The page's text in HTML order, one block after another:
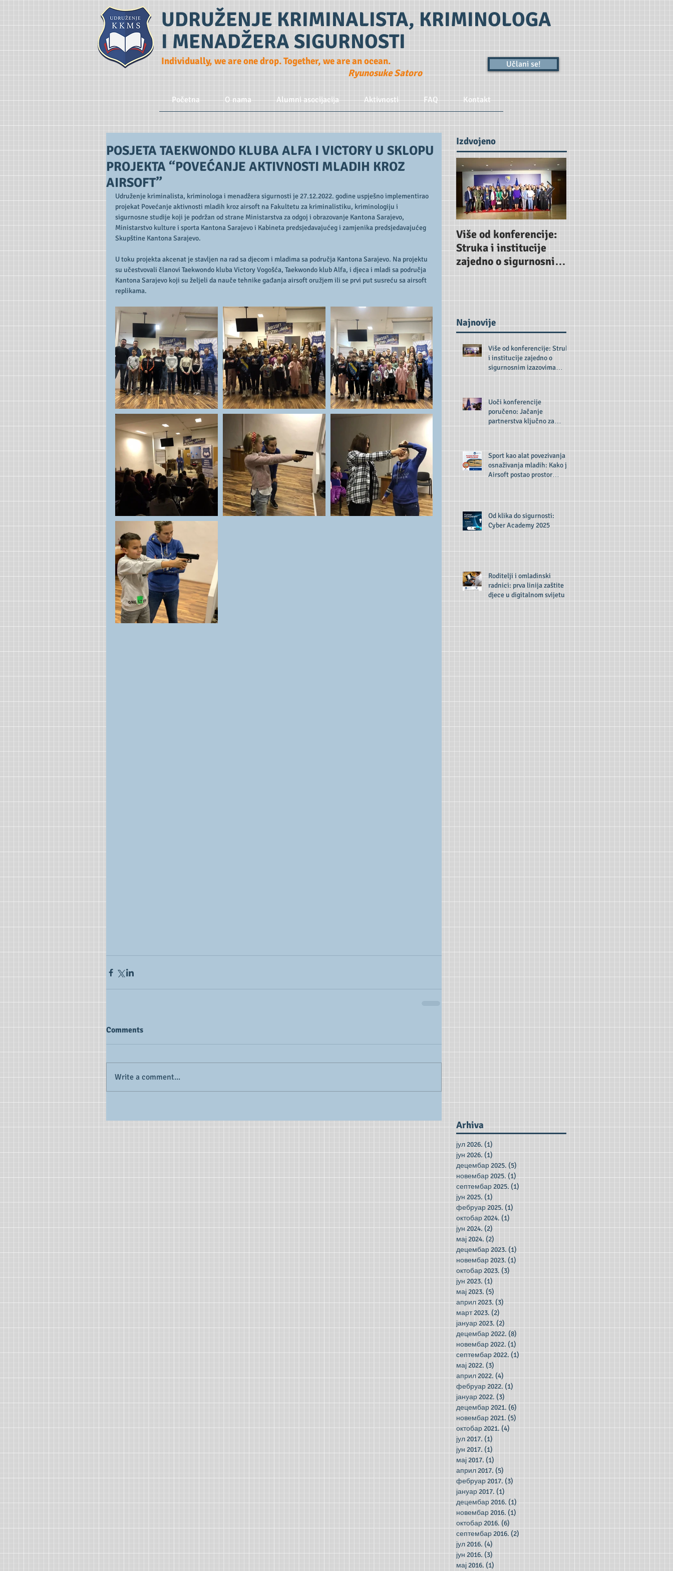
UDRUŽENJE KRIMINALISTA, KRIMINOLOGA
I MENADŽERA SIGURNOSTI
Individually, we are one drop. Together, we are an ocean.
Ryunosuke Satoro
Učlani se!
Početna O nama Alumni asocijacija Aktivnosti FAQ Kontakt
POSJETA TAEKWONDO KLUBA ALFA I VICTORY U SKLOPU
PROJEKTA “POVEĆANJE AKTIVNOSTI MLADIH KROZ
AIRSOFT”
Udruženje kriminalista, kriminologa i menadžera sigurnosti je 27.12.2022. godine uspješno implementirao
projekat Povećanje aktivnosti mladih kroz airsoft na Fakultetu za kriminalistiku, kriminologiju i
sigurnosne studije koji je podržan od strane Ministarstva za odgoj i obrazovanje Kantona Sarajevo,
Ministarstvo kulture i sporta Kantona Sarajevo i Kabineta predsjedavajućeg i zamjenika predsjedavajućeg
Skupštine Kantona Sarajevo.
U toku projekta akcenat je stavljen na rad sa djecom i mladima sa područja Kantona Sarajevo. Na projektu
su učestvovali članovi Taekwondo kluba Victory Vogošća, Taekwondo klub Alfa, i djeca i mladi sa područja
Kantona Sarajevo koji su željeli da nauče tehnike gađanja airsoft oružjem ili se prvi put susreću sa airsoft
replikama.
Comments
Write a comment...
Izdvojeno
Više od konferencije:
Struka i institucije
zajedno o sigurnosnim
izazovima budućnosti
poručeno: Jačanje
odgovor na
Najnovije
Više od konferencije: Struka
i institucije zajedno o
sigurnosnim izazovima
Uoči konferencije
poručeno: Jačanje
partnerstva ključno za
Sport kao alat povezivanja i
osnaživanja mladih: Kako je
Airsoft postao prostor
Od klika do sigurnosti:
Cyber Academy 2025
Roditelji i omladinski
radnici: prva linija zaštite
djece u digitalnom svijetu
Arhiva
јул 2026. (1)
јун 2026.(1)1 post
децембар 2025. (5)
новембар 2025.(1)1 post
септембар 2025. (1)
јун 2025. (1)
фебруар 2025. (1)
октобар 2024. (1)
јун 2024.(2)2 posts
мај 2024. (2)
децембар 2023. (1)
новембар 2023. (1)
октобар 2023. (3)
јун 2023. (1)
мај 2023. (5)
април 2023.(3)3 posts
март 2023. (2)
јануар 2023. (2)
децембар 2022. (8)
новембар 2022. (1)
септембар 2022. (1)
мај 2022. (3)
април 2022.(4)4 posts
фебруар 2022. (1)
јануар 2022. (3)
децембар 2021. (6)
новембар 2021. (5)
октобар 2021. (4)
јул 2017. (1)
јун 2017. (1)
мај 2017. (1)
април 2017. (5)
фебруар 2017.(3)3 posts
јануар 2017. (1)
децембар 2016. (1)
новембар 2016. (1)
октобар 2016. (6)
септембар 2016. (2)
јул 2016. (4)
јун 2016.(3)3 posts
мај 2016. (1)